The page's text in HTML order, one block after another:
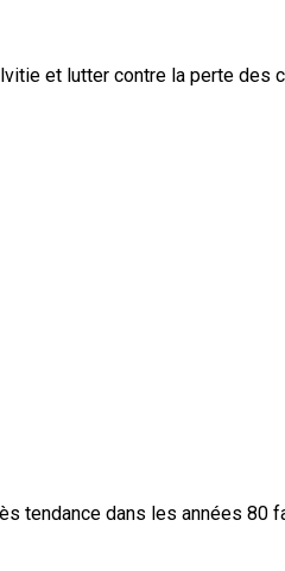
et lutter contre la perte des
tendance dans les années 80